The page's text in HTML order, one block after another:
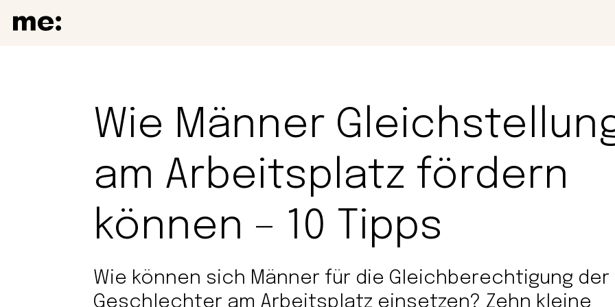
Wie Männer
am Arbeitsplatz fördern
können – 10 Tipps
Wie können sich Männer für die Gleichberechtigung der
Geschlechter am Arbeitsplatz einsetzen? Zehn kleine